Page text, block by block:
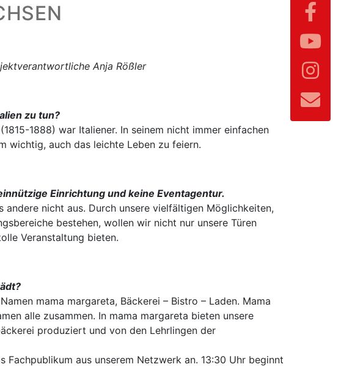
Anja Rößler
zu tun?
1888) war Italiener. In seinem nicht immer einfachen
wichtig, auch das leichte Leben zu feiern.
Einrichtung und keine Eventagentur.
andere nicht aus. Durch unsere vielfältigen Möglichkeiten,
bestehen, wollen wir nicht nur unsere Türen
Veranstaltung bieten.
mama margareta, Bäckerei – Bistro – Laden. Mama
alle zusammen. In mama margareta bieten unsere
produziert und von den Lehrlingen der
aus unserem Netzwerk an. 13:30 Uhr beginnt